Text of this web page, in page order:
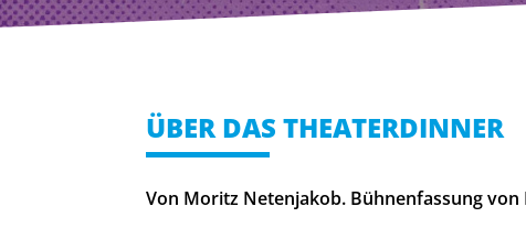
ÜBER DAS THEATERDINNER
Von Moritz Netenjakob. Bühnenfassung